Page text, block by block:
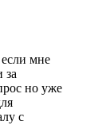
мне
за
но уже
с